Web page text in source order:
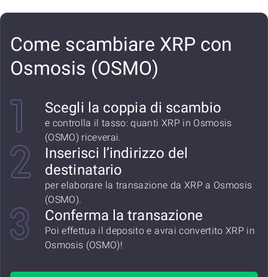
Come scambiare XRP con
Osmosis (OSMO)
Scegli la coppia di scambio
e controlla il tasso: quanti XRP in Osmosis
(OSMO) riceverai.
Inserisci l’indirizzo del
destinatario
per elaborare la transazione da XRP a Osmosis
(OSMO).
Conferma la transazione
Poi effettua il deposito e avrai convertito XRP in
Osmosis (OSMO)!